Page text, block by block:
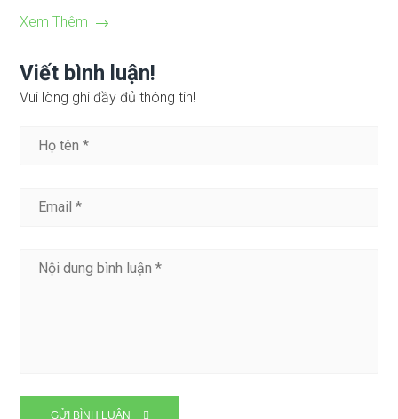
Xem Thêm
Viết bình luận!
Vui lòng ghi đầy đủ thông tin!